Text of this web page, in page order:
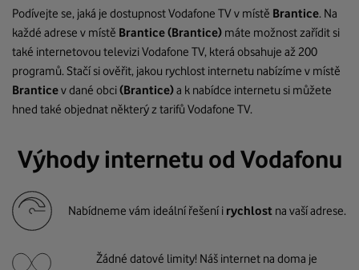
Podívejte se, jaká je dostupnost Vodafone TV v místě Brantice. Na
každé adrese v místě Brantice(Brantice) máte možnost zařídit si
také internetovou televizi Vodafone TV, která obsahuje až 200
programů. Stačí si ověřit, jakou rychlost internetu nabízíme v místě
Branticev dané obci(Brantice)a k nabídce internetu si můžete
hned také objednat některý z tarifů Vodafone TV.
Výhody internetu od Vodafonu
Nabídneme vám ideální řešení i rychlost na vaší adrese.
Žádné datové limity! Náš internet na doma je